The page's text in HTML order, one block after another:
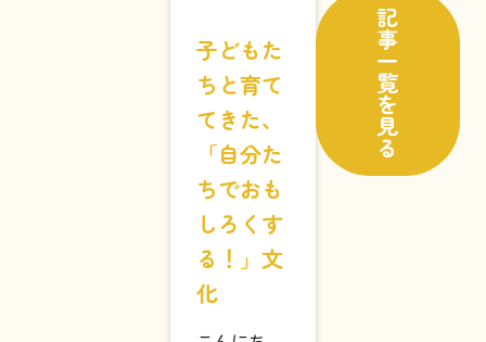
子どもた
ちと育て
てきた、
「自分た
ちでおも
しろくす
る！」文
化
記
事
一
覧
を
見
る